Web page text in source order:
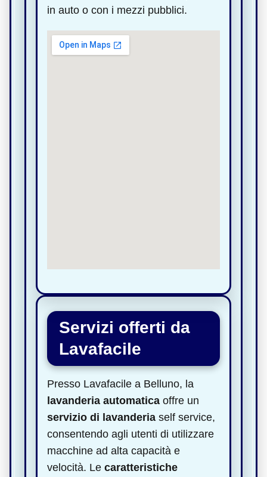
in auto o con i mezzi pubblici.
Servizi offerti da
Lavafacile
Presso Lavafacile a Belluno, la
lavanderia automatica offre un
servizio di lavanderia self service,
consentendo agli utenti di utilizzare
macchine ad alta capacità e
velocità. Le caratteristiche